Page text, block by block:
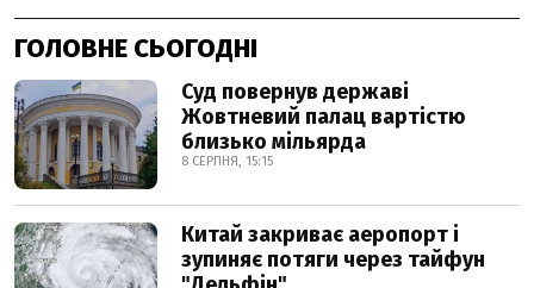
ГОЛОВНЕ СЬОГОДНІ
Суд повернув державі
Жовтневий палац вартістю
близько мільярда
8 СЕРПНЯ, 15:15
Китай закриває аеропорт і
зупиняє потяги через тайфун